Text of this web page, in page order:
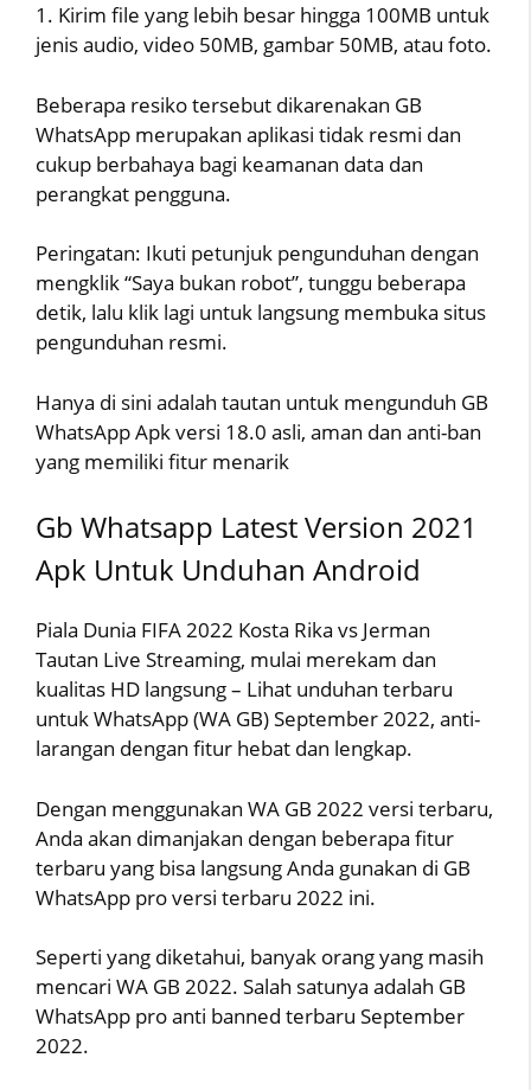
1. Kirim file yang lebih besar hingga 100MB untuk
jenis audio, video 50MB, gambar 50MB, atau foto.
Beberapa resiko tersebut dikarenakan GB
WhatsApp merupakan aplikasi tidak resmi dan
cukup berbahaya bagi keamanan data dan
perangkat pengguna.
Peringatan: Ikuti petunjuk pengunduhan dengan
mengklik “Saya bukan robot”, tunggu beberapa
detik, lalu klik lagi untuk langsung membuka situs
pengunduhan resmi.
Hanya di sini adalah tautan untuk mengunduh GB
WhatsApp Apk versi 18.0 asli, aman dan anti-ban
yang memiliki fitur menarik
Gb Whatsapp Latest Version 2021
Apk Untuk Unduhan Android
Piala Dunia FIFA 2022 Kosta Rika vs Jerman
Tautan Live Streaming, mulai merekam dan
kualitas HD langsung – Lihat unduhan terbaru
untuk WhatsApp (WA GB) September 2022, anti-
larangan dengan fitur hebat dan lengkap.
Dengan menggunakan WA GB 2022 versi terbaru,
Anda akan dimanjakan dengan beberapa fitur
terbaru yang bisa langsung Anda gunakan di GB
WhatsApp pro versi terbaru 2022 ini.
Seperti yang diketahui, banyak orang yang masih
mencari WA GB 2022. Salah satunya adalah GB
WhatsApp pro anti banned terbaru September
2022.